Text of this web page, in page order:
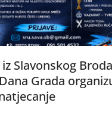
iz Slavonskog Broda
Grada